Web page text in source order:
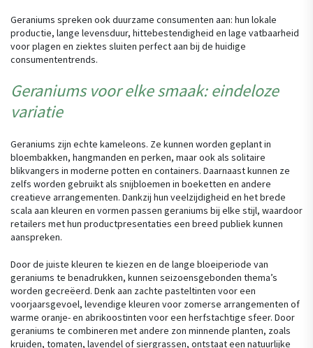
Geraniums spreken ook duurzame consumenten aan: hun lokale
productie, lange levensduur, hittebestendigheid en lage vatbaarheid
voor plagen en ziektes sluiten perfect aan bij de huidige
consumententrends.
Geraniums voor elke smaak: eindeloze
variatie
Geraniums zijn echte kameleons. Ze kunnen worden geplant in
bloembakken, hangmanden en perken, maar ook als solitaire
blikvangers in moderne potten en containers. Daarnaast kunnen ze
zelfs worden gebruikt als snijbloemen in boeketten en andere
creatieve arrangementen. Dankzij hun veelzijdigheid en het brede
scala aan kleuren en vormen passen geraniums bij elke stijl, waardoor
retailers met hun productpresentaties een breed publiek kunnen
aanspreken.
Door de juiste kleuren te kiezen en de lange bloeiperiode van
geraniums te benadrukken, kunnen seizoensgebonden thema’s
worden gecreëerd. Denk aan zachte pasteltinten voor een
voorjaarsgevoel, levendige kleuren voor zomerse arrangementen of
warme oranje- en abrikoostinten voor een herfstachtige sfeer. Door
geraniums te combineren met andere zon minnende planten, zoals
kruiden, tomaten, lavendel of siergrassen, ontstaat een natuurlijke